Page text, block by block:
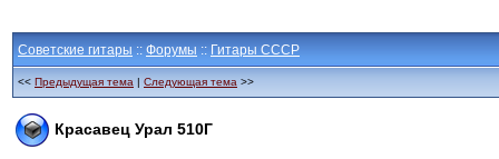
Советские гитары :: Форумы :: Гитары СССР
<< Предыдущая тема | Следующая тема >>
Красавец Урал 510Г